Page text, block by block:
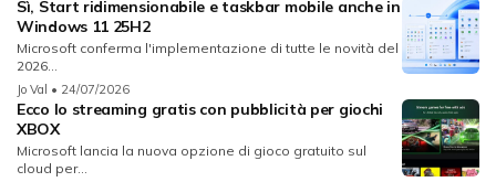
Sì, Start ridimensionabile e taskbar mobile anche in
Windows 11 25H2
Microsoft conferma l'implementazione di tutte le novità del
2026...
Jo Val • 24/07/2026
Ecco lo streaming gratis con pubblicità per giochi
XBOX
Microsoft lancia la nuova opzione di gioco gratuito sul
cloud per...